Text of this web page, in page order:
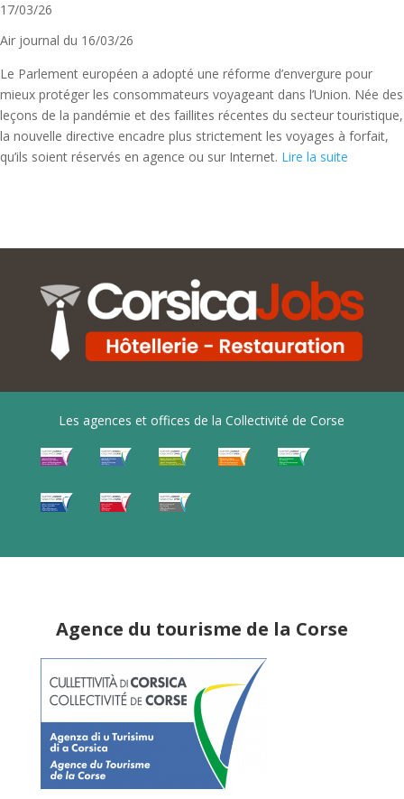
17/03/26
Air journal du 16/03/26
Le Parlement européen a adopté une réforme d’envergure pour
mieux protéger les consommateurs voyageant dans l’Union. Née des
leçons de la pandémie et des faillites récentes du secteur touristique,
la nouvelle directive encadre plus strictement les voyages à forfait,
qu’ils soient réservés en agence ou sur Internet. Lire la suite
Les agences et offices de la Collectivité de Corse
Agence du tourisme de la Corse